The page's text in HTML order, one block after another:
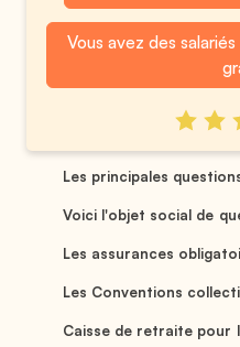
Vous avez des
Les principales
Voici l'objet social de
Les assurances
Les Conventions
Caisse de retraite pour